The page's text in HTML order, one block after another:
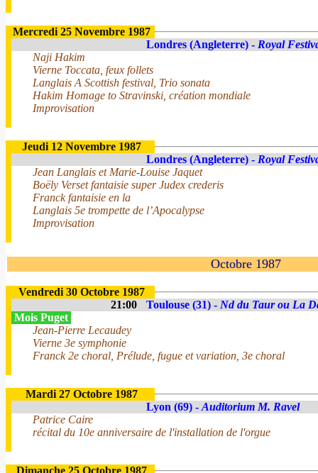
Mercredi 25 Novembre 1987
Londres (Angleterre) - Royal
Naji Hakim
Vierne Toccata, feux follets
Langlais A Scottish festival, Trio sonata
Hakim Homage to Stravinski, création mondiale
Improvisation
Jeudi 12 Novembre 1987
Londres (Angleterre) - Royal
Jean Langlais et Marie-Louise Jaquet
Boëly Verset fantaisie super Judex crederis
Franck fantaisie en la
Langlais 5e trompette de l’Apocalypse
Improvisation
Octobre 1987
Vendredi 30 Octobre 1987
21:00
Toulouse (31) - Nd du Taur ou La
Mois Puget
Jean-Pierre Lecaudey
Vierne 3e symphonie
Franck 2e choral, Prélude, fugue et variation, 3e choral
Mardi 27 Octobre 1987
Lyon (69) - Auditorium M. Ravel
Patrice Caire
récital du 10e anniversaire de l'installation de l'orgue
Dimanche 25 Octobre 1987